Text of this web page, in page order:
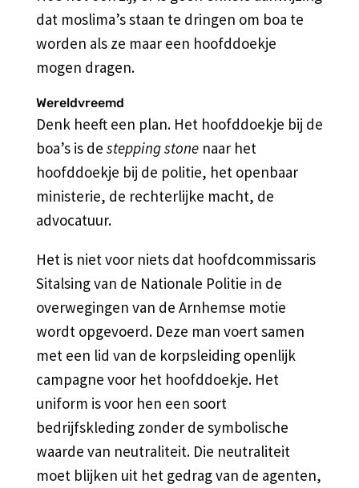
dat moslima’s staan te dringen om boa te
worden als ze maar een hoofddoekje
mogen dragen.
Wereldvreemd
Denk heeft een plan. Het hoofddoekje bij de
boa’s is de stepping stonenaar het
hoofddoekje bij de politie, het openbaar
ministerie, de rechterlijke macht, de
advocatuur.
Het is niet voor niets dat hoofdcommissaris
Sitalsing van de Nationale Politie in de
overwegingen van de Arnhemse motie
wordt opgevoerd. Deze man voert samen
met een lid van de korpsleiding openlijk
campagne voor het hoofddoekje. Het
uniform is voor hen een soort
bedrijfskleding zonder de symbolische
waarde van neutraliteit. Die neutraliteit
moet blijken uit het gedrag van de agenten,